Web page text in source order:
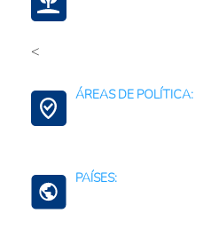
<
Medio ambiente y recursos
ÁREAS DE POLÍTICA:
PAÍSES: